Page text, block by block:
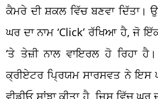
ਕੈਮਰੇ ਦੀ ਸ਼ਕਲ ਵਿੱਚ ਬਣਵਾ
ਘਰ ਦਾ ਨਾਮ ‘Click’ ਰੱਖਿਆ ਹੈ, ਜੋ
‘ਤੇ ਤੇਜ਼ੀ ਨਾਲ ਵਾਇਰਲ ਹੋ ਰਿਹਾ
ਕ੍ਰੀਏਟਰ ਪ੍ਰਿਯਮ ਸਾਰਸਵਤ ਨੇ
ਵੀਡੀਓ ਸਾਂਝਾ ਕੀਤਾ ਹੈ, ਜਿਸ ਵਿੱਚ